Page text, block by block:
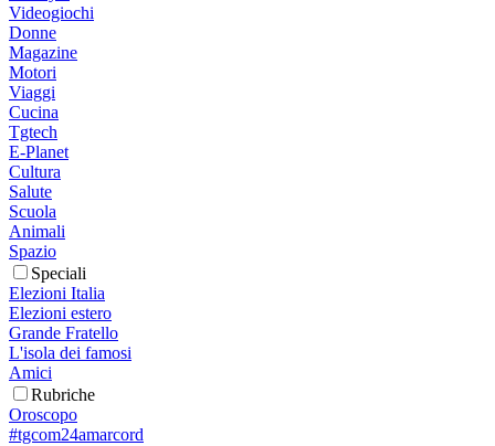
Videogiochi
Donne
Magazine
Motori
Viaggi
Cucina
Tgtech
E-Planet
Cultura
Salute
Scuola
Animali
Spazio
Speciali
Elezioni Italia
Elezioni estero
Grande Fratello
L'isola dei famosi
Amici
Rubriche
Oroscopo
#tgcom24amarcord